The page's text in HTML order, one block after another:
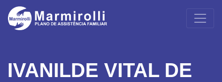
IVANILDE VITAL DE